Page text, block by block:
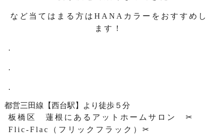
など当てはまる方はHANAカラーをおすすめし
ます！
.
.
.
都営三田線【西台駅】より徒歩５分
板橋区 蓮根にあるアットホームサロン ✂
Flic-Flac（フリックフラック）✂